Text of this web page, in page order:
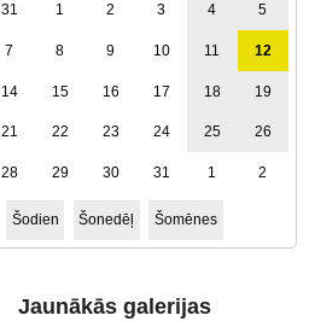
31 1 2 3 4 5
7 8 9 10 11 12
14 15 16 17 18 19
21 22 23 24 25 26
28 29 30 31 1 2
Šodien Šonedēļ Šomēnes
Jaunākās galerijas